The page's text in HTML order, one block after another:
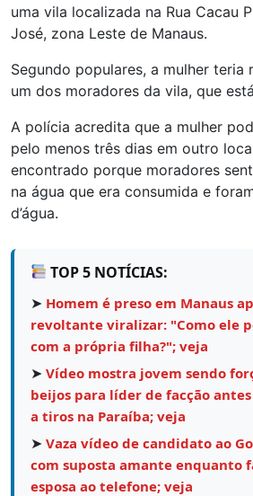
uma vila localizada na Rua Cacau
José, zona Leste de Manaus.
Segundo populares, a mulher teria
um dos moradores da vila, que
A polícia acredita que a mulher
pelo menos três dias em outro
encontrado porque moradores
na água que era consumida e
d’água.
TOP 5 NOTÍCIAS:
➤ Homem é preso em Manaus
revoltante viralizar: "Como ele
com a própria filha?"; veja
➤ Vídeo mostra jovem sendo
beijos para líder de facção
a tiros na Paraíba; veja
➤ Vaza vídeo de candidato ao
com suposta amante enquanto
esposa ao telefone; veja